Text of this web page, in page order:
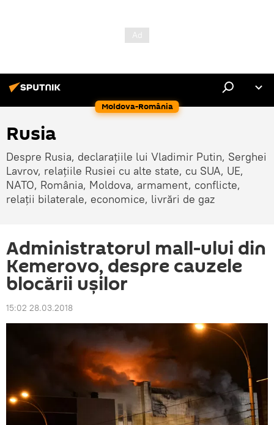
Moldova-România
Rusia
Despre Rusia, declarațiile lui Vladimir Putin, Serghei
Lavrov, relațiile Rusiei cu alte state, cu SUA, UE,
NATO, România, Moldova, armament, conflicte,
relații bilaterale, economice, livrări de gaz
Administratorul mall-ului din
Kemerovo, despre cauzele
blocării ușilor
15:02 28.03.2018